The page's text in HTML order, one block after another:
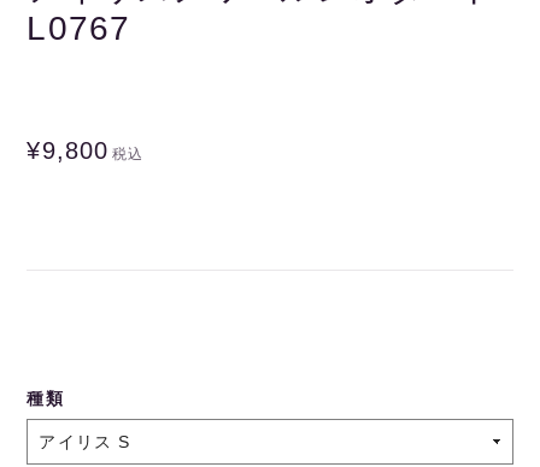
L0767
¥9,800 税込
種類